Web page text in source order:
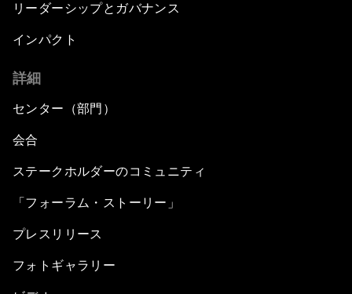
リーダーシップとガバナンス
インパクト
詳細
センター（部門）
会合
ステークホルダーのコミュニティ
「フォーラム・ストーリー」
プレスリリース
フォトギャラリー